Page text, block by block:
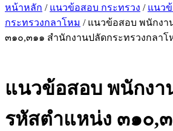
หน้าหลัก / แนวข้อสอบ กระทรวง / แนว
กระทรวงกลาโหม / แนวข้อสอบ พนักงา
๓๑๐,๓๑๑ สำนักงานปลัดกระทรวงกลาโ
แนวข้อสอบ พนักงา
รหัสตำแหน่ง ๓๑๐,